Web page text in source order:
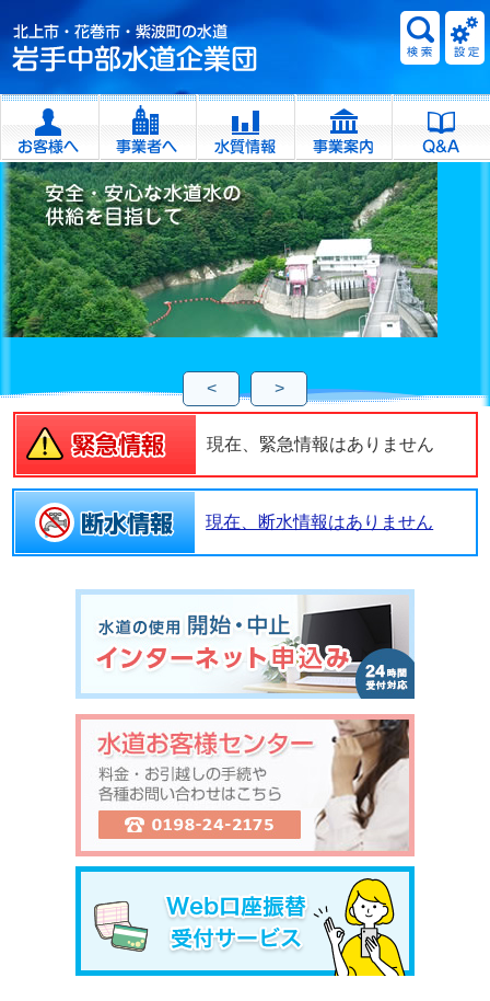
< >
現在、緊急情報はありません
現在、断水情報はありません